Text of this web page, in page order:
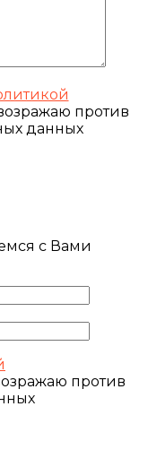
против
данных
с Вами
против